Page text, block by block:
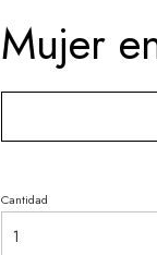
Mujer
Cantidad